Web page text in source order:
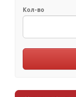
Кол-во